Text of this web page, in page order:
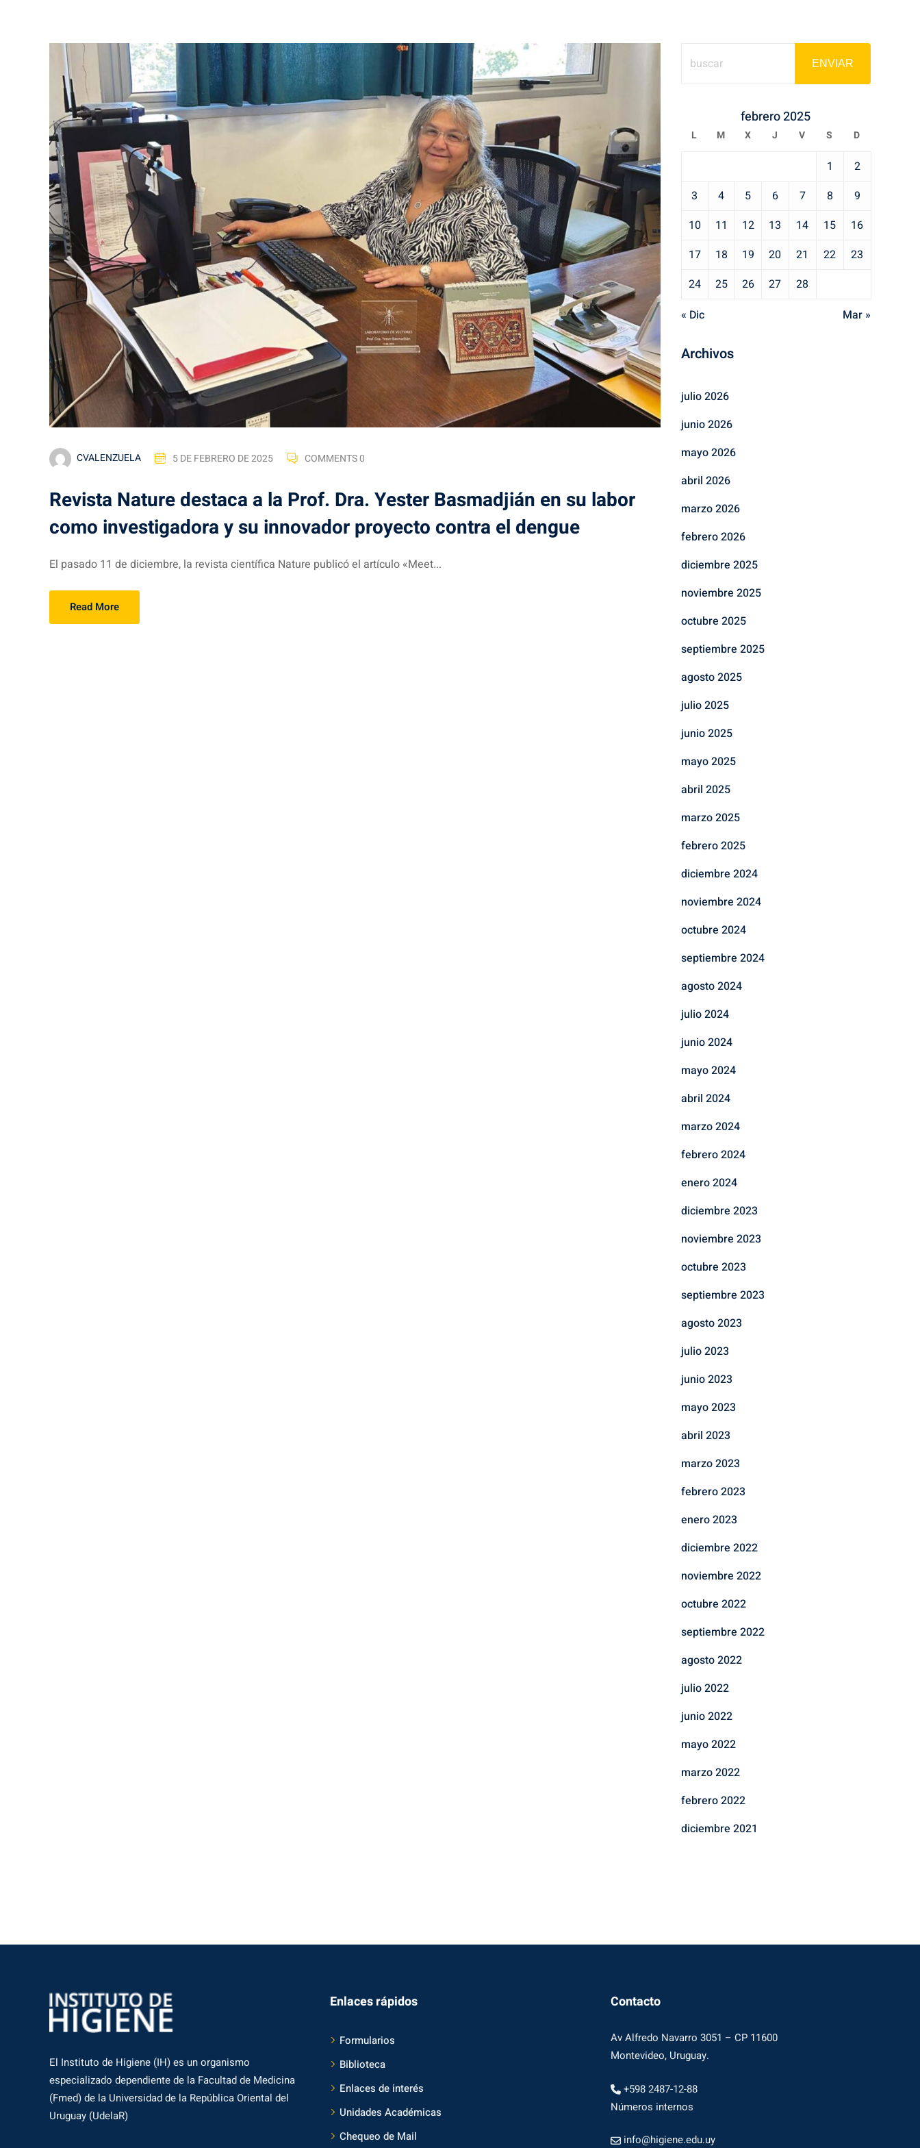
CVALENZUELA 5 DE FEBRERO DE 2025 COMMENTS 0
Revista Nature destaca a la Prof. Dra. Yester Basmadjián en su labor
como investigadora y su innovador proyecto contra el dengue
El pasado 11 de diciembre, la revista científica Nature publicó el artículo «Meet...
Read More
ENVIAR
febrero 2025
L M X J V S D
1
2
3
4 5 6 7 8
9
10
11 12 13 14 15
16
17
18 19 20 21 22
23
24
25 26 27
28
« Dic
Mar »
Archivos
julio 2026
junio 2026
mayo 2026
abril 2026
marzo 2026
febrero 2026
diciembre 2025
noviembre 2025
octubre 2025
septiembre 2025
agosto 2025
julio 2025
junio 2025
mayo 2025
abril 2025
marzo 2025
febrero 2025
diciembre 2024
noviembre 2024
octubre 2024
septiembre 2024
agosto 2024
julio 2024
junio 2024
mayo 2024
abril 2024
marzo 2024
febrero 2024
enero 2024
diciembre 2023
noviembre 2023
octubre 2023
septiembre 2023
agosto 2023
julio 2023
junio 2023
mayo 2023
abril 2023
marzo 2023
febrero 2023
enero 2023
diciembre 2022
noviembre 2022
octubre 2022
septiembre 2022
agosto 2022
julio 2022
junio 2022
mayo 2022
marzo 2022
febrero 2022
diciembre 2021
El Instituto de Higiene (IH) es un organismo
especializado dependiente de la Facultad de Medicina
(Fmed) de la Universidad de la República Oriental del
Uruguay (UdelaR)
Enlaces rápidos
Formularios
Biblioteca
Enlaces de interés
Unidades Académicas
Chequeo de Mail
Contacto
Av Alfredo Navarro 3051 – CP 11600
Montevideo, Uruguay.
+598 2487-12-88
Números internos
info@higiene.edu.uy